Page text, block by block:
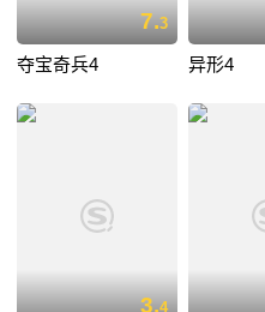
7.3
夺宝奇兵4 异形4
3.4